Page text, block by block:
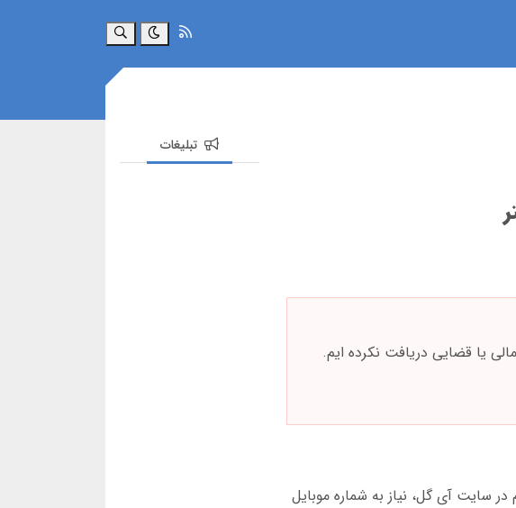
جستجو
یا قضایی دریافت نکرده ایم.
شروع به کار کرد. برای ثبت نام در سایت آی گل، نیاز به شماره موبایل
تبلیغات